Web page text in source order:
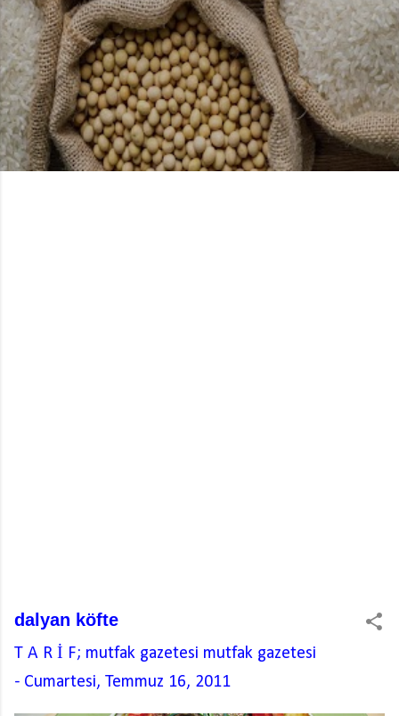
dalyan köfte
T A R İ F; mutfak gazetesi mutfak gazetesi
- Cumartesi, Temmuz 16, 2011